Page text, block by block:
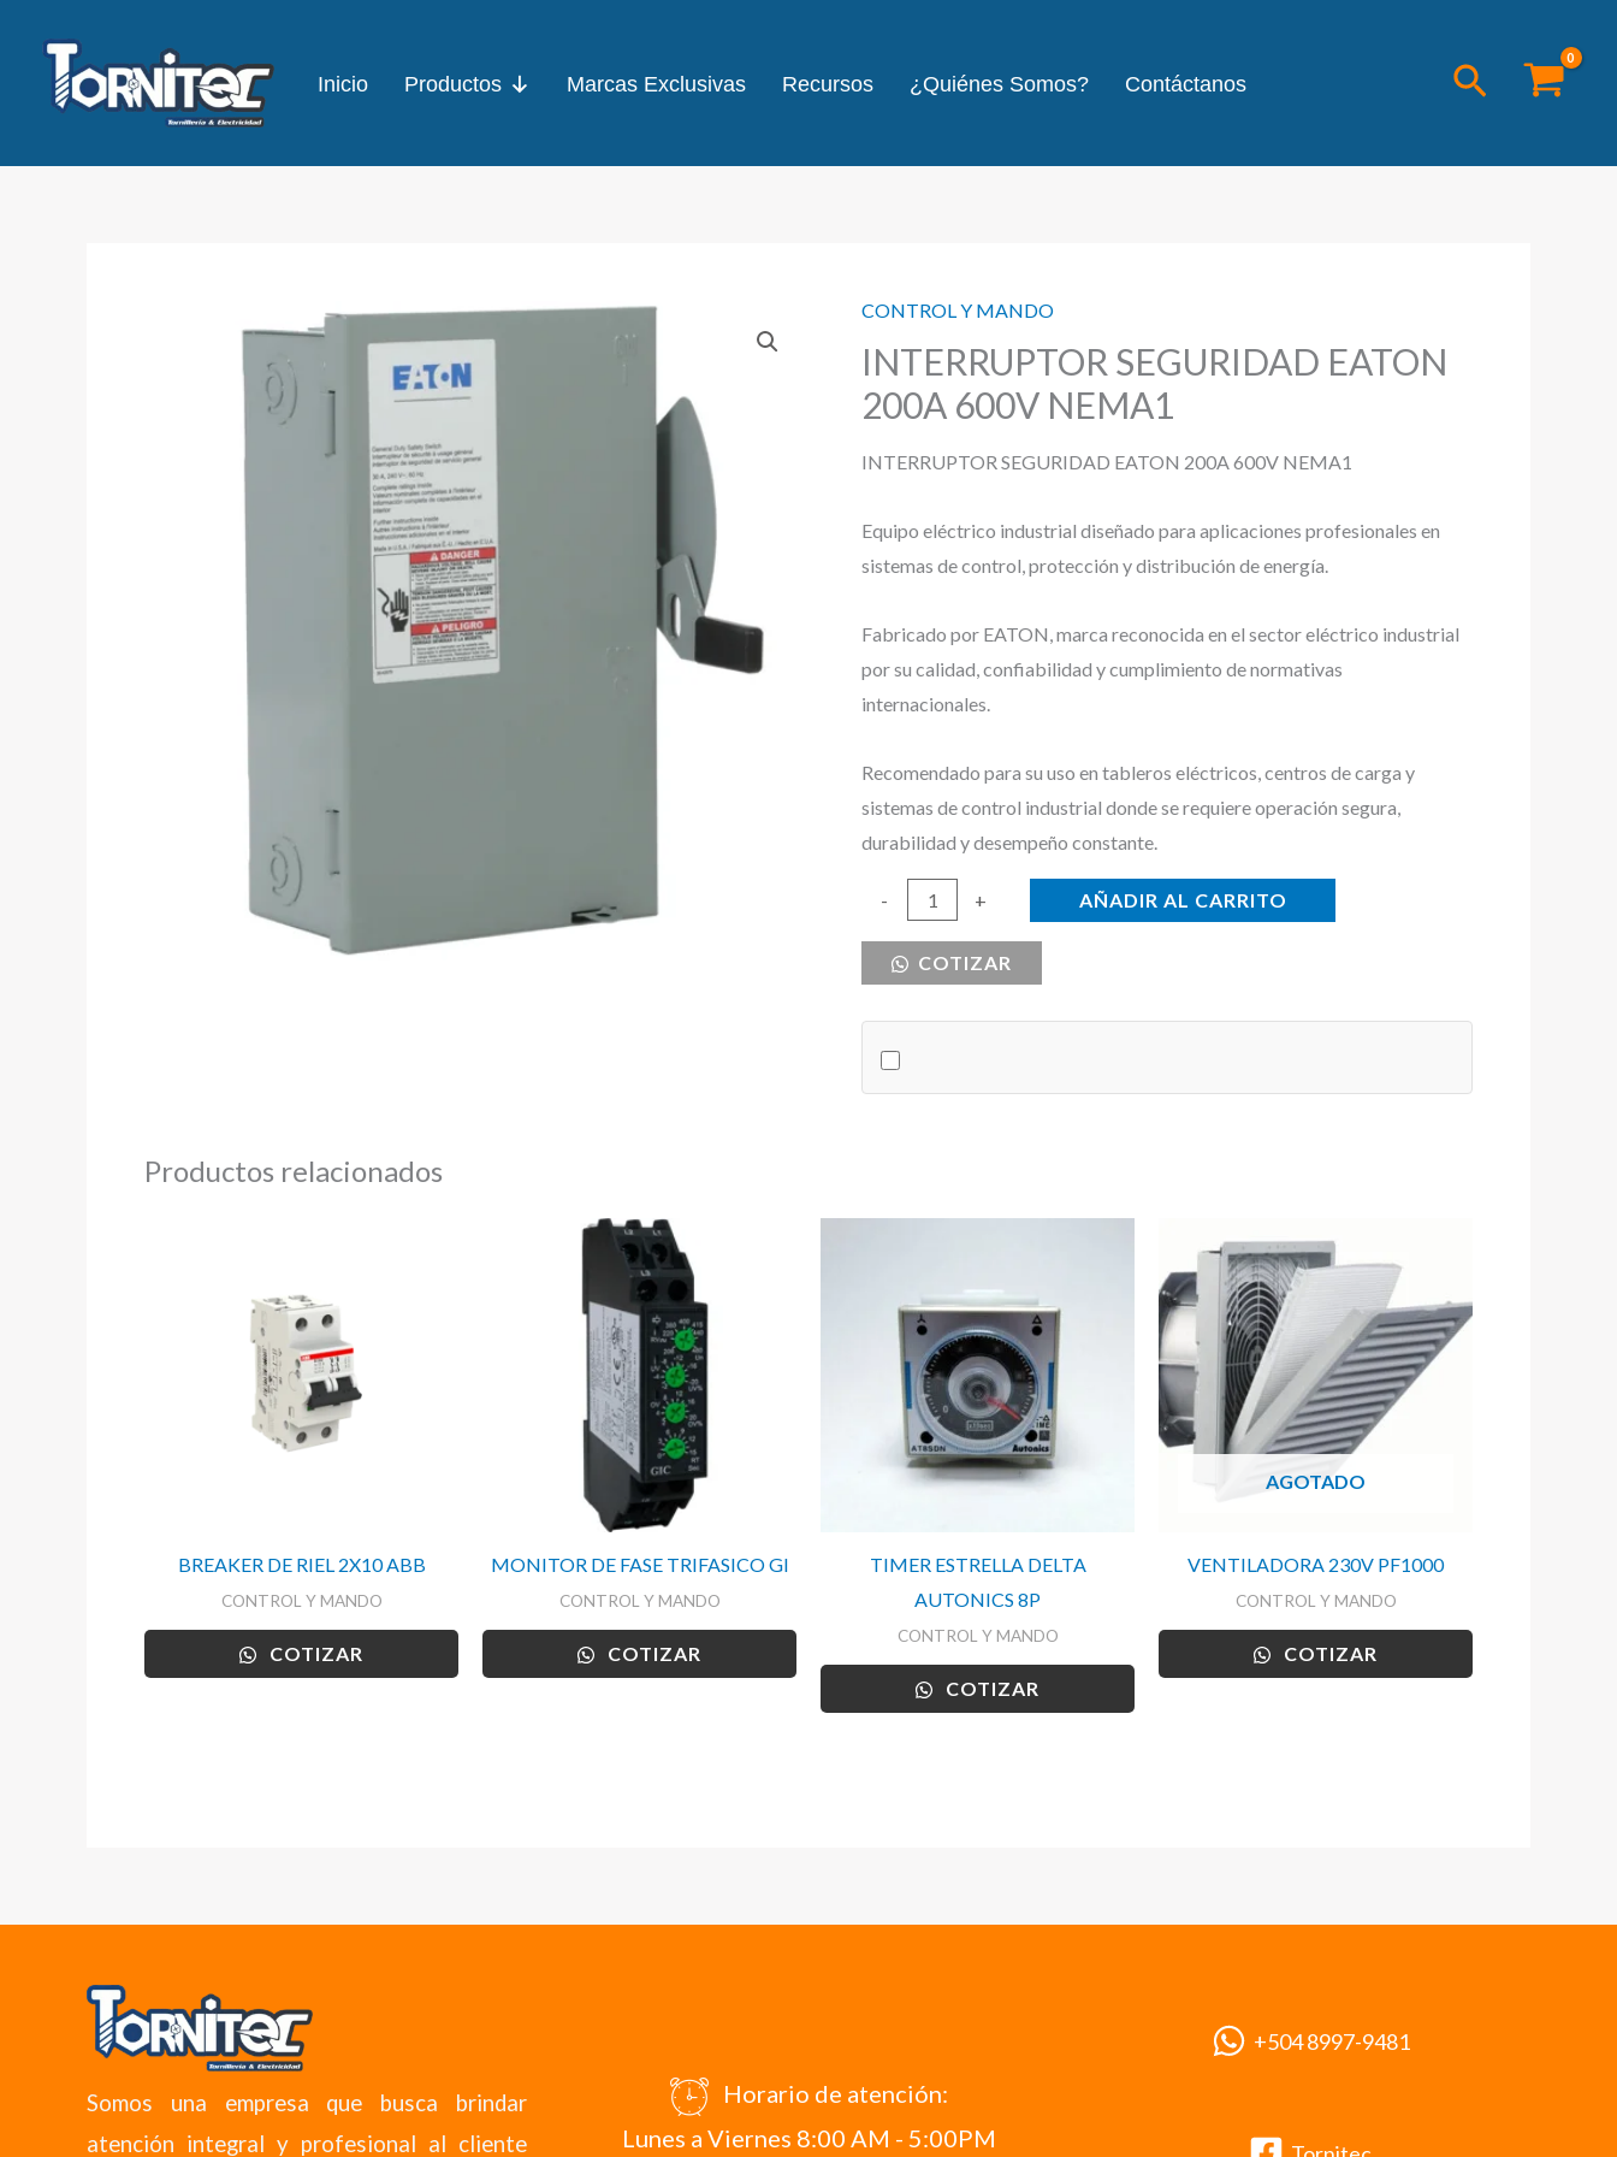
contenido
Inicio Productos Marcas Exclusivas Recursos ¿Quiénes Somos? Contáctanos Buscar
CONTROL Y MANDO
INTERRUPTOR SEGURIDAD EATON
200A 600V NEMA1
INTERRUPTOR SEGURIDAD EATON 200A 600V NEMA1
Equipo eléctrico industrial diseñado para aplicaciones profesionales en
sistemas de control, protección y distribución de energía.
Fabricado por EATON, marca reconocida en el sector eléctrico industrial
por su calidad, confiabilidad y cumplimiento de normativas
internacionales.
Recomendado para su uso en tableros eléctricos, centros de carga y
sistemas de control industrial donde se requiere operación segura,
durabilidad y desempeño constante.
-
INTERRUPTOR
EATON
NEMA1
+ AÑADIR AL CARRITO
COTIZAR
Productos relacionados
BREAKER DE RIEL 2X10 ABB
CONTROL Y MANDO
COTIZAR
MONITOR DE FASE TRIFASICO GI
CONTROL Y MANDO
COTIZAR
TIMER ESTRELLA DELTA
AUTONICS 8P
CONTROL Y MANDO
COTIZAR
AGOTADO
VENTILADORA 230V PF1000
CONTROL Y MANDO
COTIZAR
Somos una empresa que busca brindar
atención integral y profesional al cliente
Horario de atención:
Lunes a Viernes 8:00 AM - 5:00PM
+504 8997-9481